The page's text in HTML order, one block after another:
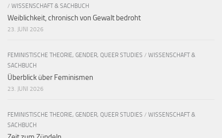
/ WISSENSCHAFT & SACHBUCH
Weiblichkeit, chronisch von Gewalt bedroht
23. JUNI 2026
FEMINISTISCHE THEORIE, GENDER, QUEER STUDIES / WISSENSCHAFT &
SACHBUCH
Überblick über Feminismen
23. JUNI 2026
FEMINISTISCHE THEORIE, GENDER, QUEER STUDIES / WISSENSCHAFT &
SACHBUCH